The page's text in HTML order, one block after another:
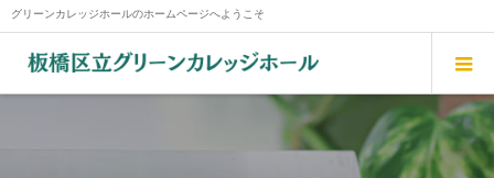
グリーンカレッジホールのホームページへようこそ